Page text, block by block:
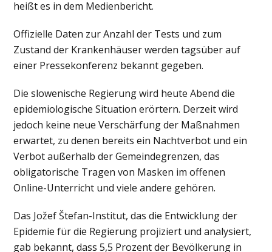
heißt es in dem Medienbericht.
Offizielle Daten zur Anzahl der Tests und zum
Zustand der Krankenhäuser werden tagsüber auf
einer Pressekonferenz bekannt gegeben.
Die slowenische Regierung wird heute Abend die
epidemiologische Situation erörtern. Derzeit wird
jedoch keine neue Verschärfung der Maßnahmen
erwartet, zu denen bereits ein Nachtverbot und ein
Verbot außerhalb der Gemeindegrenzen, das
obligatorische Tragen von Masken im offenen
Online-Unterricht und viele andere gehören.
Das Jožef Štefan-Institut, das die Entwicklung der
Epidemie für die Regierung projiziert und analysiert,
gab bekannt, dass 5,5 Prozent der Bevölkerung in